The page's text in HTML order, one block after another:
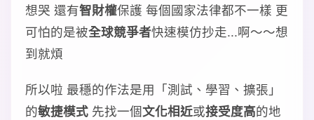
想哭 還有智財權保護 每個國家法律都不一樣 更
可怕的是被全球競爭者快速模仿抄走...啊～～想
到就煩
所以啦 最穩的作法是用「測試、學習、擴張」
的敏捷模式 先找一個文化相近或接受度高的地